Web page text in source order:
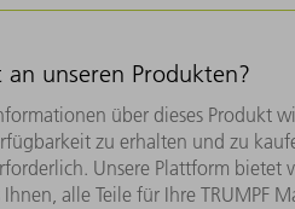
an unseren Produkten?
über dieses Produkt
zu erhalten und zu
Unsere Plattform
alle Teile für Ihre TRUMPF